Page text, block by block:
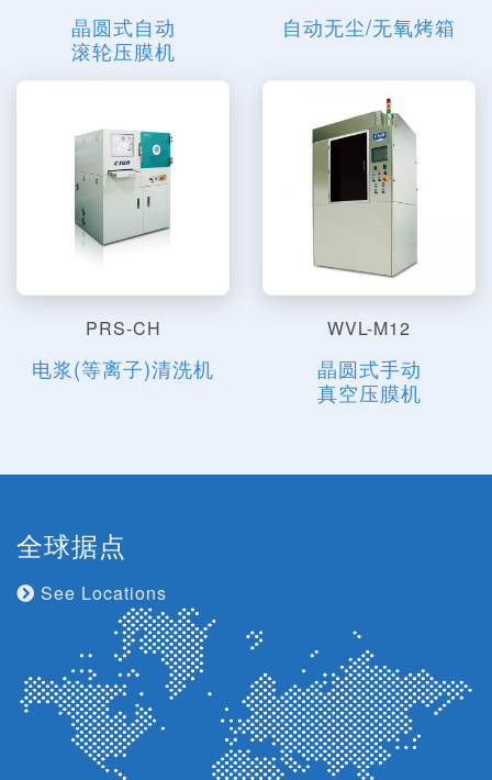
晶圆式自动
滚轮压膜机
自动无尘/无氧烤箱
PRS-CH
电浆(等离子)清洗机
WVL-M12
晶圆式手动
真空压膜机
全球据点
See Locations